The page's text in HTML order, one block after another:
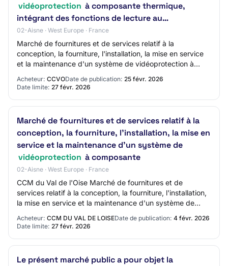
vidéoprotection à composante thermique,
intégrant des fonctions de lecture au…
02-Aisne · West Europe · France
Marché de fournitures et de services relatif à la
conception, la fourniture, l'installation, la mise en service
et la maintenance d'un système de vidéoprotection à
Acheteur: CCVODate de publication: 25 févr. 2026
Date limite: 27 févr. 2026
Marché de fournitures et de services relatif à la
conception, la fourniture, l'installation, la mise en
service et la maintenance d'un système de
vidéoprotection à composante
02-Aisne · West Europe · France
CCM du Val de l'Oise Marché de fournitures et de
services relatif à la conception, la fourniture, l'installation,
la mise en service et la maintenance d'un système de
Acheteur: CCM DU VAL DE LOISEDate de publication: 4 févr. 2026
Date limite: 27 févr. 2026
Le présent marché public a pour objet la